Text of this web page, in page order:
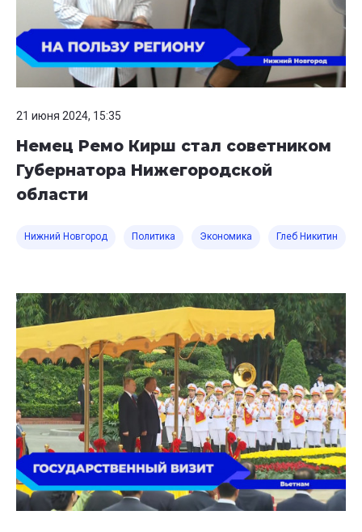
21 июня 2024, 15:35
Немец Ремо Кирш стал советником
Губернатора Нижегородской
области
Нижний Новгород Политика Экономика Глеб Никитин